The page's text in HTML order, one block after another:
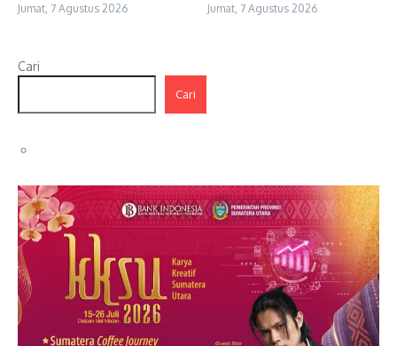
Jumat, 7 Agustus 2026 Jumat, 7 Agustus 2026
Cari
Cari